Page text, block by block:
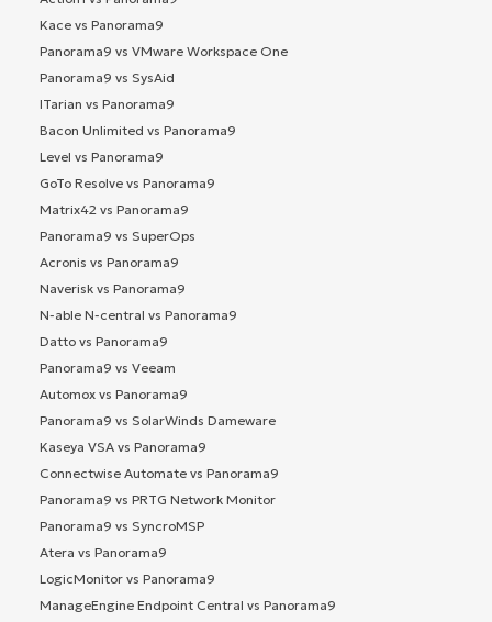
Kace vs Panorama9
Panorama9 vs VMware Workspace One
Panorama9 vs SysAid
ITarian vs Panorama9
Bacon Unlimited vs Panorama9
Level vs Panorama9
GoTo Resolve vs Panorama9
Matrix42 vs Panorama9
Panorama9 vs SuperOps
Acronis vs Panorama9
Naverisk vs Panorama9
N-able N-central vs Panorama9
Datto vs Panorama9
Panorama9 vs Veeam
Automox vs Panorama9
Panorama9 vs SolarWinds Dameware
Kaseya VSA vs Panorama9
Connectwise Automate vs Panorama9
Panorama9 vs PRTG Network Monitor
Panorama9 vs SyncroMSP
Atera vs Panorama9
LogicMonitor vs Panorama9
ManageEngine Endpoint Central vs Panorama9